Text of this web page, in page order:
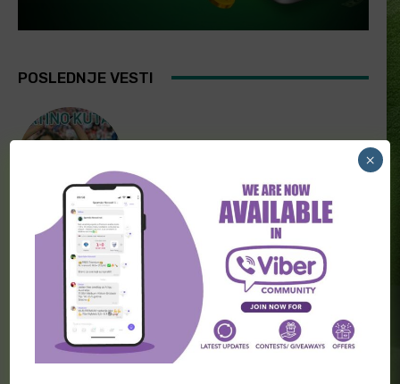
POSLEDNJE VESTI
[PREMIUM] Latino kutak 07. Avgust
FUDBAL
[PREMIUM] Skandinavske lige 07.
×